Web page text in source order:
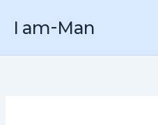
로
I am-Man